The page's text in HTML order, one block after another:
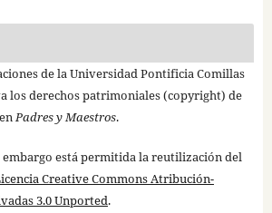
de la Universidad Pontificia Comillas
los derechos patrimoniales (copyright) de
Padres y Maestros.
embargo está permitida la reutilización del
Creative Commons Atribución-
3.0 Unported.